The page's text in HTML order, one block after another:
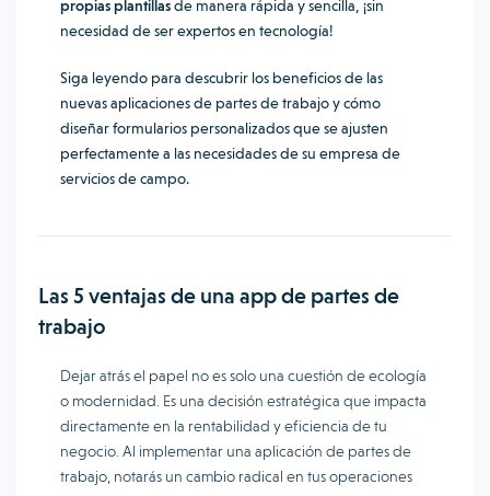
propias plantillasde manera rápida y sencilla, ¡sin
necesidad de ser expertos en tecnología!
Siga leyendo para descubrir los beneficios de las
nuevas aplicaciones de partes de trabajo y cómo
diseñar formularios personalizados que se ajusten
perfectamente a las necesidades de su empresa de
servicios de campo.
Las 5 ventajas de una app de partes de
trabajo
Dejar atrás el papel no es solo una cuestión de ecología
o modernidad. Es una decisión estratégica que impacta
directamente en la rentabilidad y eficiencia de tu
negocio. Al implementar una aplicación de partes de
trabajo, notarás un cambio radical en tus operaciones